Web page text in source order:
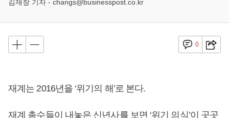
김재창 기자 - changs@businesspost.co.kr
0
재계는 2016년을 ‘위기의 해’로 본다.
재계 총수들이 내놓은 신년사를 보면 ‘위기 의식’이 곳곳